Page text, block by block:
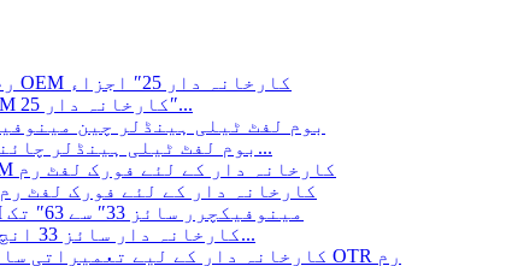
OTR رم اجزاء چائنا OEM کارخانہ دار 25″...
بوم لفٹ ٹیلی ہینڈلر چائنا مینو کے لیے صنعتی رم...
لنڈے اور BYD چین OEM کارخانہ دار کے لئے فورک لفٹ رم
کان کنی رم چین OEM کارخانہ دار سائز 33 انچ سے...